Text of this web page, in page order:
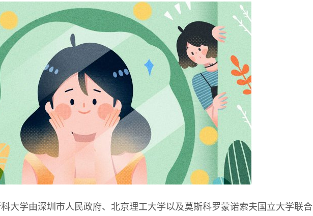
大学由深圳市人民政府、北京理工大学以及莫斯科罗蒙诺索夫国立大学联合